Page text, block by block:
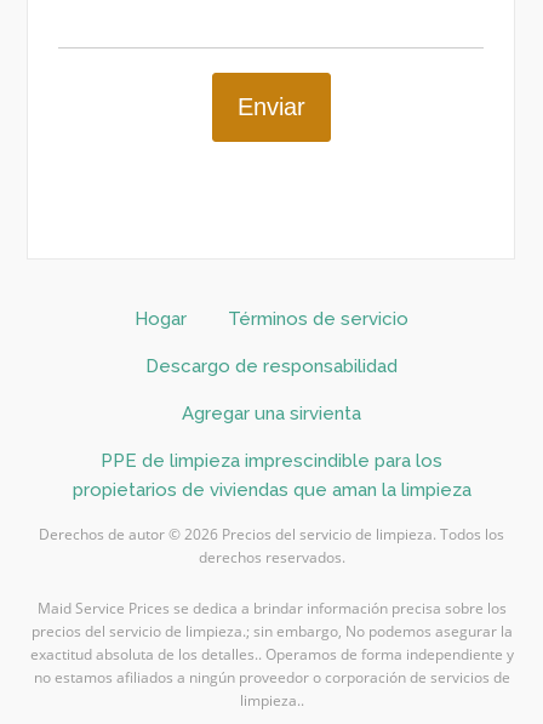
Enviar
Hogar Términos de servicio
Descargo de responsabilidad
Agregar una sirvienta
PPE de limpieza imprescindible para los
propietarios de viviendas que aman la limpieza
Derechos de autor © 2026 Precios del servicio de limpieza. Todos los
derechos reservados.
Maid Service Prices se dedica a brindar información precisa sobre los
precios del servicio de limpieza.; sin embargo, No podemos asegurar la
exactitud absoluta de los detalles.. Operamos de forma independiente y
no estamos afiliados a ningún proveedor o corporación de servicios de
limpieza..